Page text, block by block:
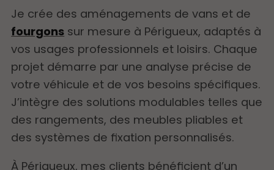
Je crée des aménagements de vans et de
fourgons sur mesure à Périgueux, adaptés à
vos usages professionnels et loisirs. Chaque
projet démarre par une analyse précise de
votre véhicule et de vos besoins spécifiques.
J’intègre des solutions modulables telles que
des rangements, des meubles pliables et
des systèmes de fixation personnalisés.
À Périgueux, mes clients bénéficient d’un